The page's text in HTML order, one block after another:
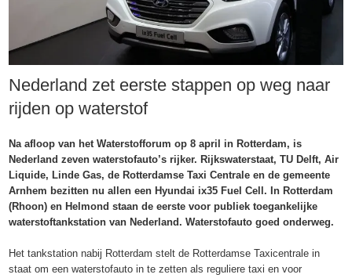
Nederland zet eerste stappen op weg naar
rijden op waterstof
Na afloop van het Waterstofforum op 8 april in Rotterdam, is
Nederland zeven waterstofauto’s rijker. Rijkswaterstaat, TU Delft, Air
Liquide, Linde Gas, de Rotterdamse Taxi Centrale en de gemeente
Arnhem bezitten nu allen een Hyundai ix35 Fuel Cell. In Rotterdam
(Rhoon) en Helmond staan de eerste voor publiek toegankelijke
waterstoftankstation van Nederland. Waterstofauto goed onderweg.
Het tankstation nabij Rotterdam stelt de Rotterdamse Taxicentrale in
staat om een waterstofauto in te zetten als reguliere taxi en voor